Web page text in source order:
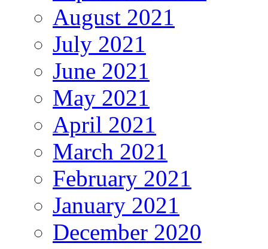
August 2021
July 2021
June 2021
May 2021
April 2021
March 2021
February 2021
January 2021
December 2020